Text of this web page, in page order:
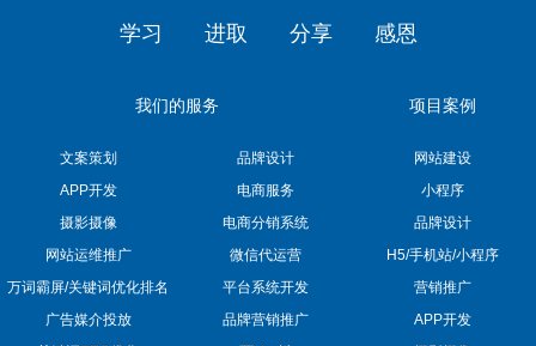
学习 进取 分享 感恩
我们的服务
文案策划
品牌设计
APP开发
电商服务
摄影摄像
电商分销系统
网站运维推广
微信代运营
万词霸屏/关键词优化排名
平台系统开发
广告媒介投放
品牌营销推广
项目案例
网站建设
小程序
品牌设计
H5/手机站/小程序
营销推广
APP开发